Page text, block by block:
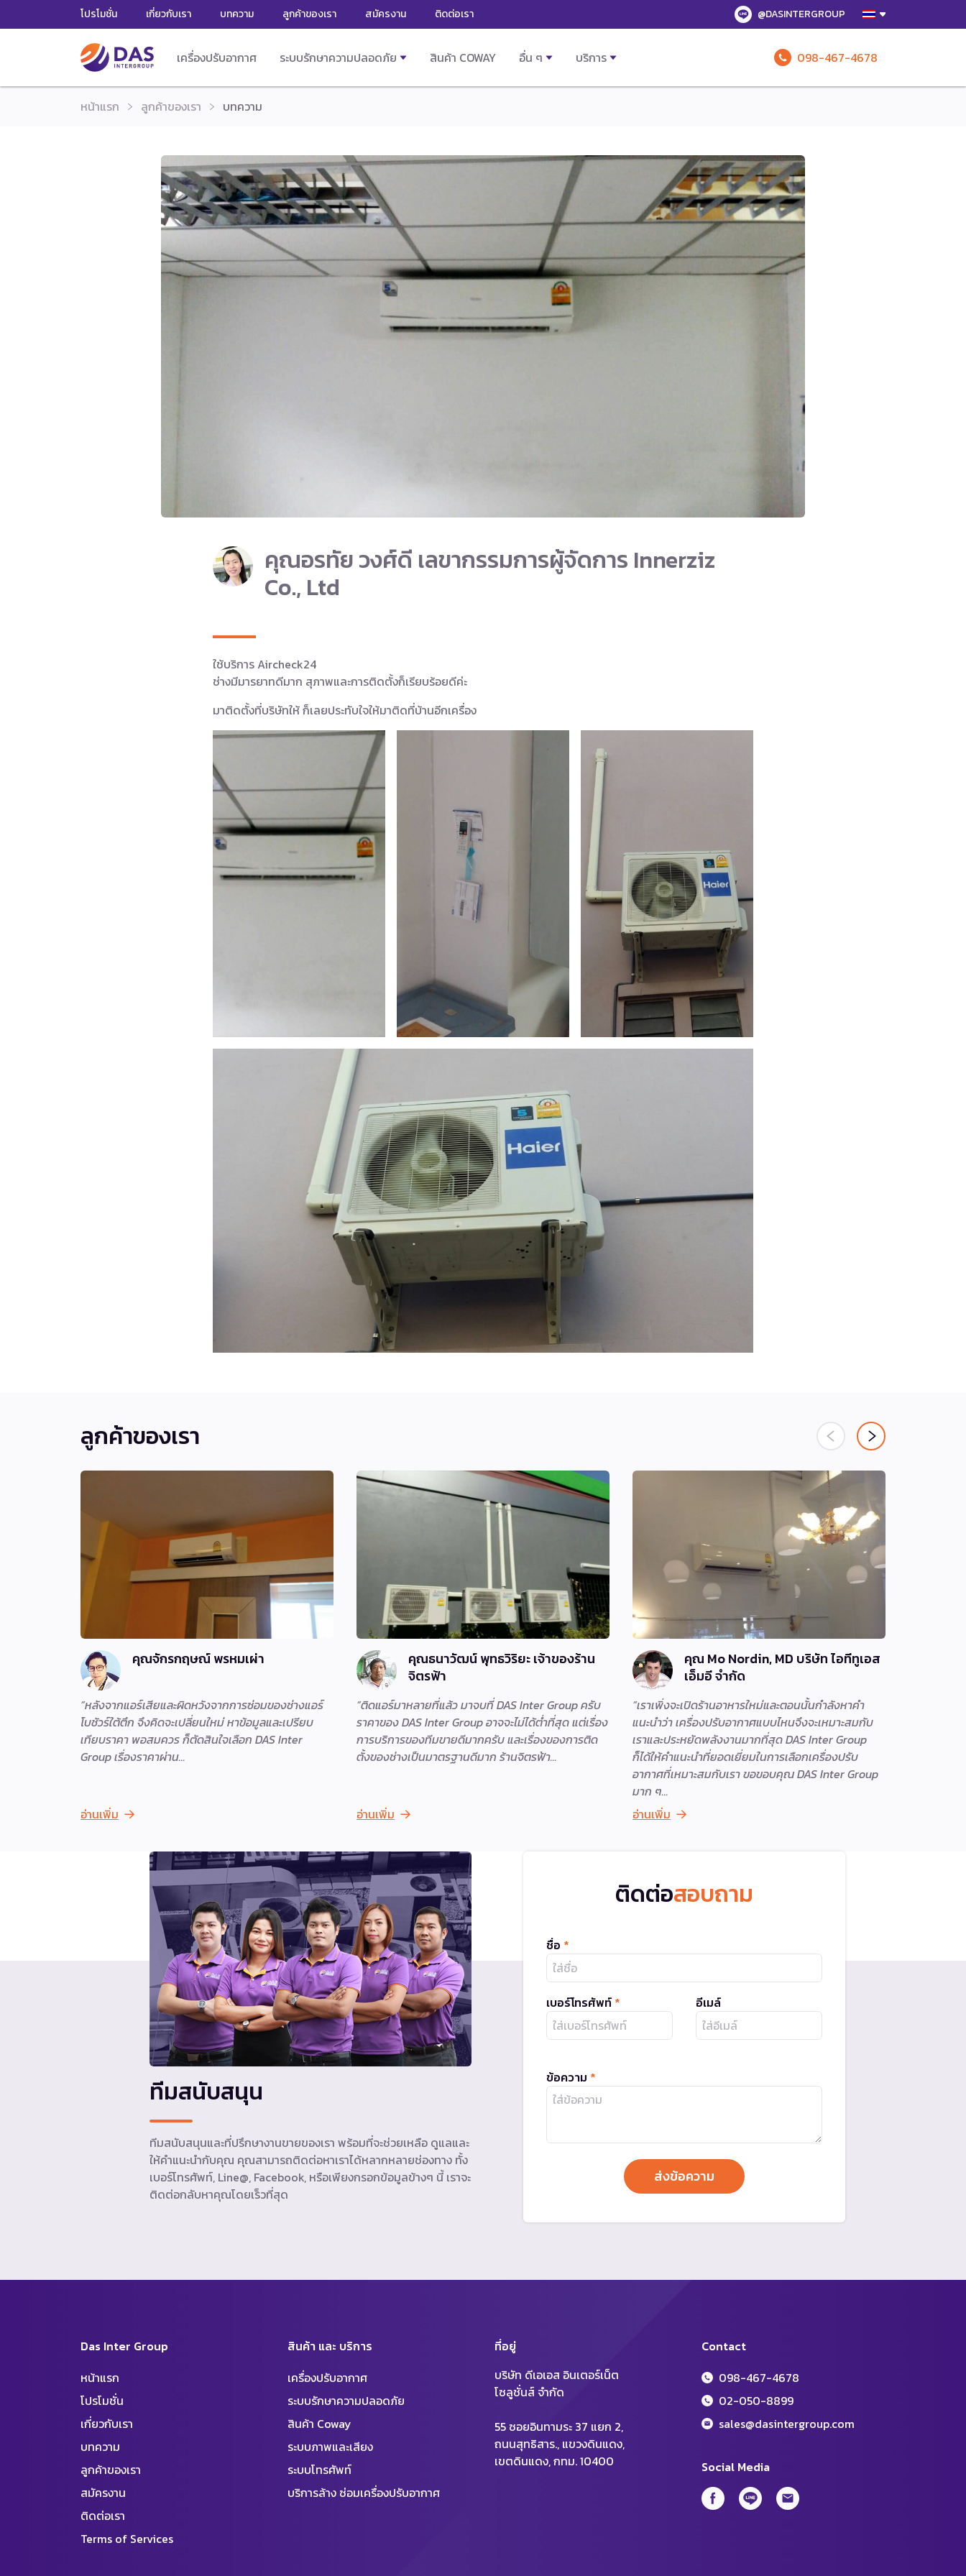
โปรโมชั่น เกี่ยวกับเรา บทความ ลูกค้าของเรา สมัครงาน ติดต่อเรา @DASINTERGROUP
เครื่องปรับอากาศ ระบบรักษาความปลอดภัย สินค้า COWAY อื่น ๆ บริการ 098-467-4678
หน้าแรก ลูกค้าของเรา บทความ
คุณอรทัย วงศ์ดี เลขากรรมการผู้จัดการ Innerziz
Co., Ltd
ใช้บริการ Aircheck24
ช่างมีมารยาทดีมาก สุภาพและการติดตั้งก็เรียบร้อยดีค่ะ
มาติดตั้งที่บริษัทให้ ก็เลยประทับใจให้มาติดที่บ้านอีกเครื่อง
ลูกค้าของเรา
คุณจักรกฤษณ์ พรหมเผ่า
หลังจากแอร์เสียและผิดหวังจากการซ่อมของช่างแอร์
โบชัวร์ใต้ตึก จึงคิดจะเปลี่ยนใหม่ หาข้อมูลและเปรียบ
เทียบราคา พอสมควร ก็ตัดสินใจเลือก DAS Inter
Group เรื่องราคาผ่าน
อ่านเพิ่ม
คุณธนาวัฒน์ พุทธวิริยะ เจ้าของร้าน
จิตรฟ้า
ติดแอร์มาหลายที่แล้ว มาจบที่ DAS Inter Group ครับ
ราคาของ DAS Inter Group อาจจะไม่ได้ต่ำที่สุด แต่เรื่อง
การบริการของทีมขายดีมากครับ และเรื่องของการติด
ตั้งของช่างเป็นมาตรฐานดีมาก ร้านจิตรฟ้า
อ่านเพิ่ม
คุณ Mo Nordin, MD บริษัท ไอทีทูเอส
เอ็มอี จำกัด
เราเพิ่งจะเปิดร้านอาหารใหม่และตอนนั้นกำลังหาคำ
แนะนำว่า เครื่องปรับอากาศแบบไหนจึงจะเหมาะสมกับ
เราและประหยัดพลังงานมากที่สุด DAS Inter Group
ก็ได้ให้คำแนะนำที่ยอดเยี่ยมในการเลือกเครื่องปรับ
อากาศที่เหมาะสมกับเรา ขอขอบคุณ DAS Inter Group
มาก ๆ
อ่านเพิ่ม
ติดต่อสอบถาม
ชื่อ *
เบอร์โทรศัพท์ * อีเมล์
ข้อความ *
ทีมสนับสนุน
ทีมสนับสนุนและที่ปรึกษางานขายของเรา พร้อมที่จะช่วยเหลือ ดูแลและ
ให้คำแนะนำกับคุณ คุณสามารถติดต่อหาเราได้หลากหลายช่องทาง ทั้ง
เบอร์โทรศัพท์, Line@, Facebook, หรือเพียงกรอกข้อมูลข้างๆ นี้ เราจะ
ติดต่อกลับหาคุณโดยเร็วที่สุด
Das Inter Group
หน้าแรก
โปรโมชั่น
เกี่ยวกับเรา
บทความ
ลูกค้าของเรา
สมัครงาน
ติดต่อเรา
Terms of Services
สินค้า และ บริการ
เครื่องปรับอากาศ
ระบบรักษาความปลอดภัย
สินค้า Coway
ระบบภาพและเสียง
ระบบโทรศัพท์
บริการล้าง ซ่อมเครื่องปรับอากาศ
Social Media
Contact
098-467-4678
02-050-8899
sales@dasintergroup.com
ที่อยู่
บริษัท ดีเอเอส อินเตอร์เน็ต
โซลูชั่นส์ จำกัด
55 ซอยอินทามระ 37 แยก 2,
ถนนสุทธิสาร., แขวงดินแดง,
เขตดินแดง, กทม. 10400